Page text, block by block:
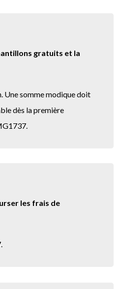
gratuits et la
Une somme modique doit
dès la première
les frais de